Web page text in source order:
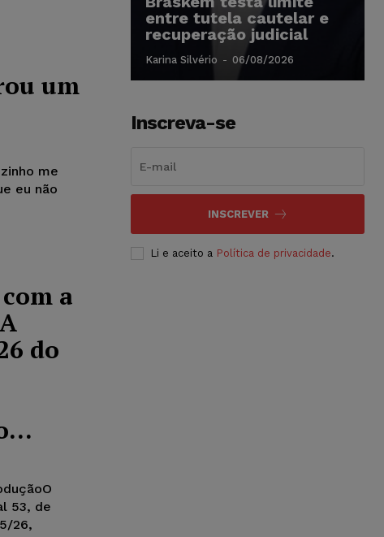
um
me
eu não
a
do
53, de
26,
entre tutela cautelar e
recuperação judicial
Karina Silvério - 06/08/2026
Inscreva-se
INSCREVER
Li e aceito a Política de privacidade.